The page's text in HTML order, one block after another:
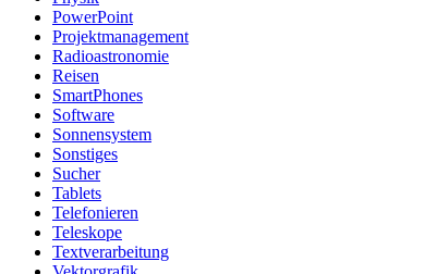
PowerPoint
Projektmanagement
Radioastronomie
Reisen
SmartPhones
Software
Sonnensystem
Sonstiges
Sucher
Tablets
Telefonieren
Teleskope
Textverarbeitung